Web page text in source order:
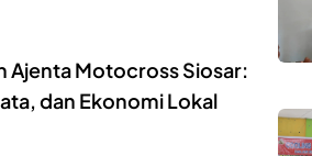
Ajenta Motocross Siosar:
dan Ekonomi Lokal